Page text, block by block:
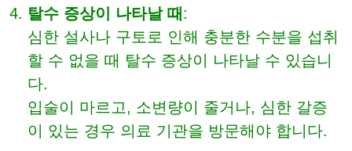
탈수 증상이 나타날 때 :
심한 설사나 구토로 인해 충분한 수분을 섭취
할 수 없을 때 탈수 증상이 나타날 수 있습니
다.
입술이 마르고, 소변량이 줄거나, 심한 갈증
이 있는 경우 의료 기관을 방문해야 합니다.